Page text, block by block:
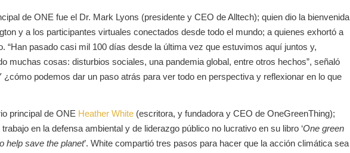
de ONE fue el Dr. Mark Lyons (presidente y CEO de Alltech); quien dio la bienvenida
y a los participantes virtuales conectados desde todo el mundo; a quienes exhortó a
“Han pasado casi mil 100 días desde la última vez que estuvimos aquí juntos y,
muchas cosas: disturbios sociales, una pandemia global, entre otros hechos”, señaló
¿cómo podemos dar un paso atrás para ver todo en perspectiva y reflexionar en lo que
principal de ONE Heather White (escritora, y fundadora y CEO de OneGreenThing);
en la defensa ambiental y de liderazgo público no lucrativo en su libro ‘One green
help save the planet’. White compartió tres pasos para hacer que la acción climática sea